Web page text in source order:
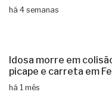
há 4 semanas
Idosa morre em
picape e carreta em
há 1 mês